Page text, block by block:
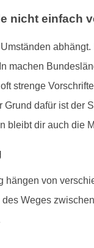
nicht einfach
machen
strenge
Grund dafür ist der
bleibt dir auch die
hängen von
Weges